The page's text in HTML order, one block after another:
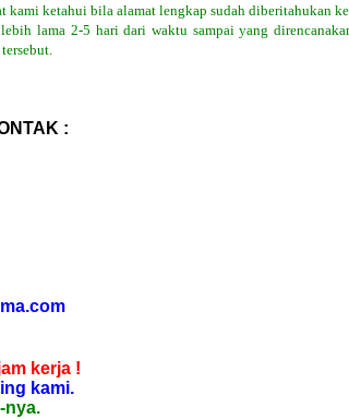
kami ketahui bila alamat lengkap sudah diberitahukan
lebih lama 2-5 hari dari waktu sampai yang
:
kerja !
kami.
nya.